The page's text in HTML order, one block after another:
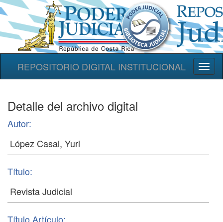
REPOSITORIO DIGITAL INSTITUCIONAL
Detalle del archivo digital
Autor:
Título:
Título Artículo: